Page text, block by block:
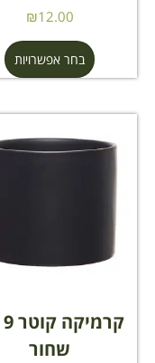
₪12.00
בחר אפשרויות
שחור